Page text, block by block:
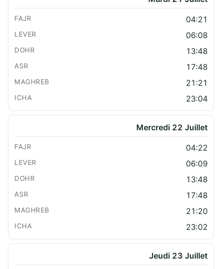
04:21
06:08
13:48
17:48
21:21
23:04
Mercredi 22 Juillet
04:22
06:09
13:48
17:48
21:20
23:02
Jeudi 23 Juillet